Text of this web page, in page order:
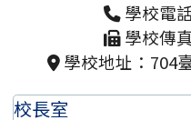
學校電
學校傳
學校地址：704
校長室